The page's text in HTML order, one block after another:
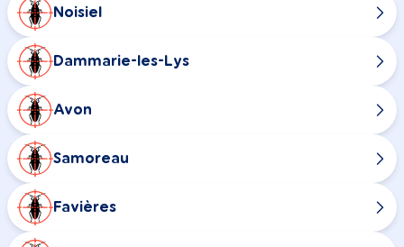
Noisiel
Dammarie-les-Lys
Avon
Samoreau
Favières